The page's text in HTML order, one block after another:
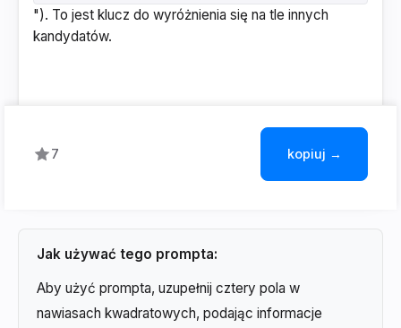
"). To jest klucz do wyróżnienia się na tle innych
kandydatów.
7 kopiuj →
Jak używać tego prompta:
Aby użyć prompta, uzupełnij cztery pola w
nawiasach kwadratowych, podając informacje